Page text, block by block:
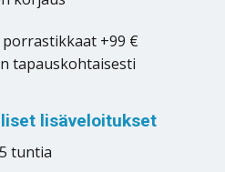
+99 €
tapauskohtaisesti
lisäveloitukset
tuntia